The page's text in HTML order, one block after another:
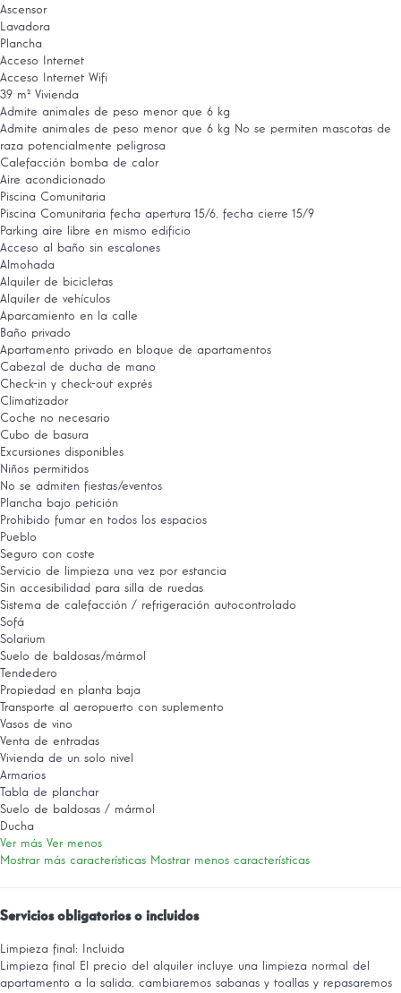
Ascensor
Lavadora
Plancha
Acceso Internet
Acceso Internet Wifi
39 m² Vivienda
Admite animales de peso menor que 6 kg
Admite animales de peso menor que 6 kg No se permiten mascotas de
raza potencialmente peligrosa
Calefacción bomba de calor
Aire acondicionado
Piscina Comunitaria
Piscina Comunitaria fecha apertura 15/6, fecha cierre 15/9
Parking aire libre en mismo edificio
Acceso al baño sin escalones
Almohada
Alquiler de bicicletas
Alquiler de vehículos
Aparcamiento en la calle
Baño privado
Apartamento privado en bloque de apartamentos
Cabezal de ducha de mano
Check-in y check-out exprés
Climatizador
Coche no necesario
Cubo de basura
Excursiones disponibles
Niños permitidos
No se admiten fiestas/eventos
Plancha bajo petición
Prohibido fumar en todos los espacios
Pueblo
Seguro con coste
Servicio de limpieza una vez por estancia
Sin accesibilidad para silla de ruedas
Sistema de calefacción / refrigeración autocontrolado
Sofá
Solarium
Suelo de baldosas/mármol
Tendedero
Propiedad en planta baja
Transporte al aeropuerto con suplemento
Vasos de vino
Venta de entradas
Vivienda de un solo nivel
Armarios
Tabla de planchar
Suelo de baldosas / mármol
Ducha
Ver más Ver menos
Mostrar más características Mostrar menos características
Servicios obligatorios o incluidos
Limpieza final: Incluida
Limpieza final
El precio del alquiler incluye una limpieza normal del
apartamento a la salida, cambiaremos sabanas y toallas y repasaremos